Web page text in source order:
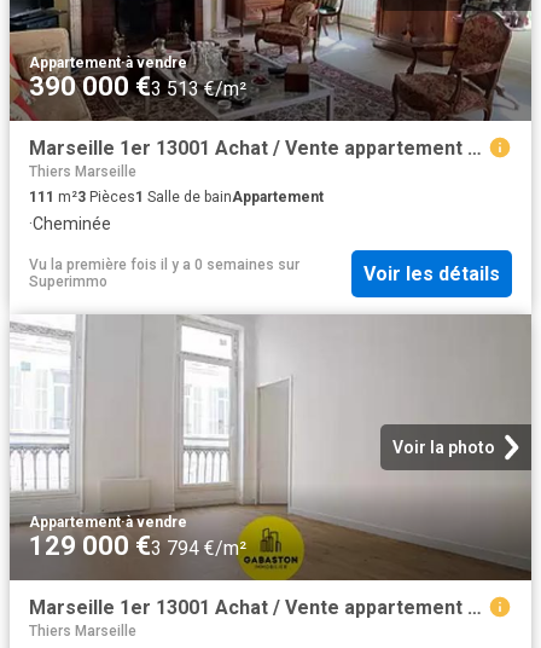
Appartement·à vendre
390 000 €3 513 €/m²
Marseille 1er 13001 Achat / Vente appartement 3 pièces t3 au dernier étage
Thiers Marseille
111 m²3 Pièces1 Salle de bainAppartement
·Cheminée
Vu la première fois il y a 0 semaines sur
Superimmo
Voir les détails
Voir la photo
Appartement·à vendre
129 000 €3 794 €/m²
Marseille 1er 13001 Achat / Vente appartement 2 pièces t2
Thiers Marseille